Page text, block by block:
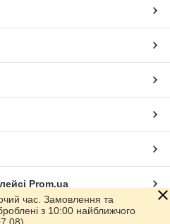
Prom.ua
час. Замовлення та
з 10:00 найближчого